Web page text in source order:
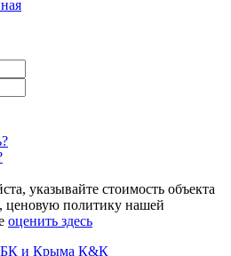
указывайте стоимость объекта
ценовую политику нашей
оценить здесь